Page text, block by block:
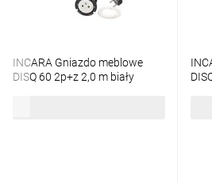
INCARA Gniazdo meblowe
DISQ 60 2p+z 2,0 m biały